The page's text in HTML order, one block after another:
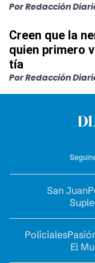
Por Redacción
Creen que la
quien primero
tía
Por Redacción
San Juan
Policiales
El